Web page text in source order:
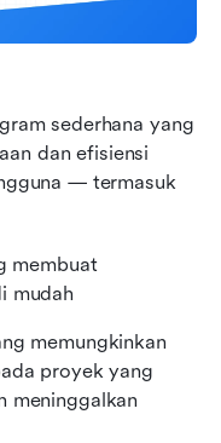
sederhana yang
dan efisiensi
— termasuk
membuat
mudah
memungkinkan
proyek yang
meninggalkan